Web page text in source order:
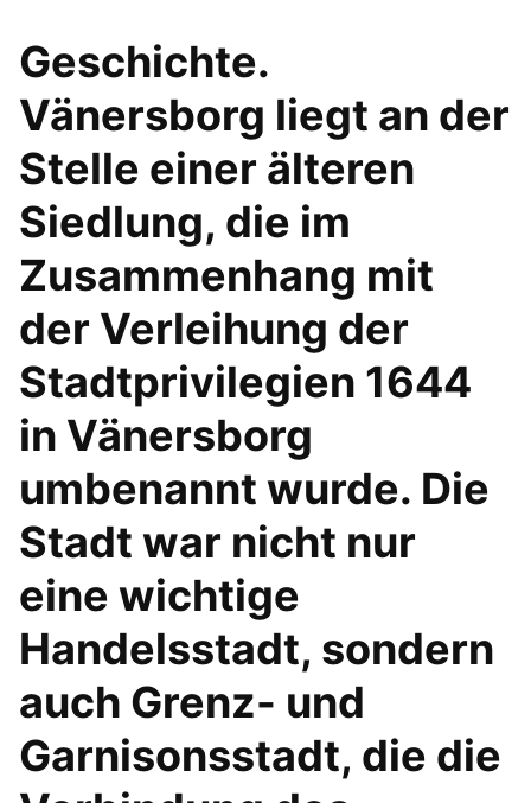
Geschichte.
Vänersborg liegt an der
Stelle einer älteren
Siedlung, die im
Zusammenhang mit
der Verleihung der
Stadtprivilegien 1644
in Vänersborg
umbenannt wurde. Die
Stadt war nicht nur
eine wichtige
Handelsstadt, sondern
auch Grenz- und
Garnisonsstadt, die die